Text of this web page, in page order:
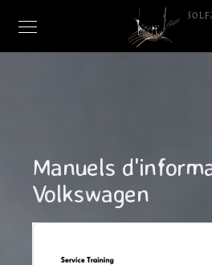
Manuels
Volkswagen